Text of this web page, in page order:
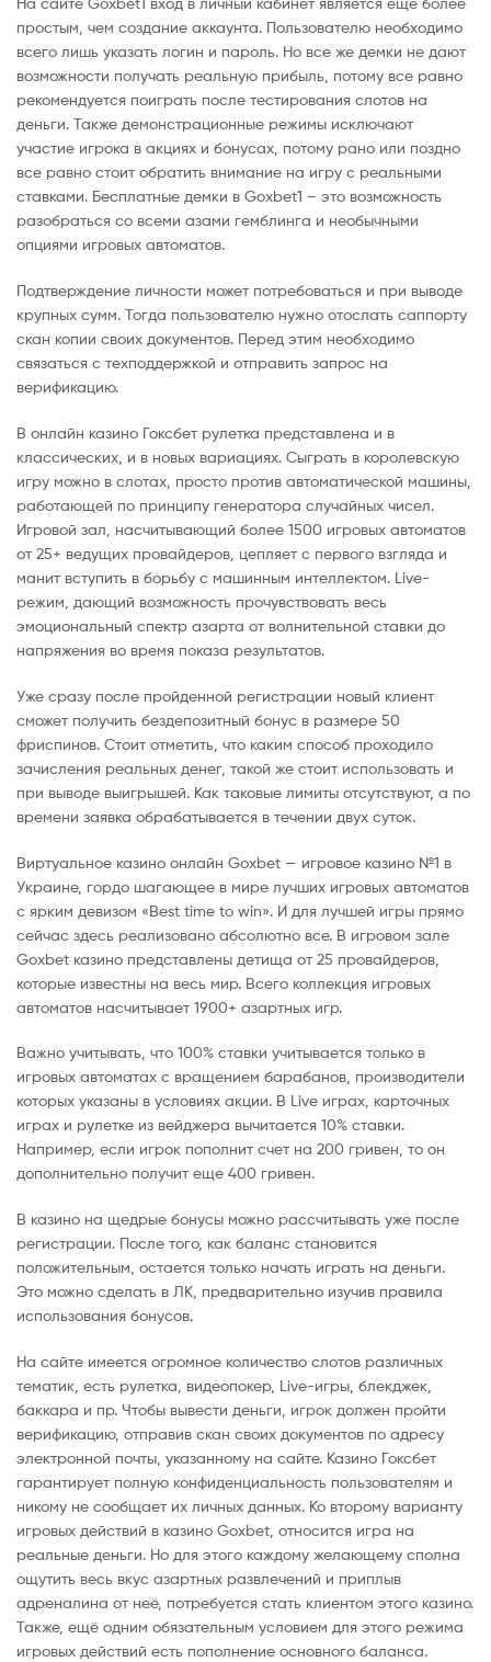
простым, чем создание аккаунта. Пользователю необходимо
всего лишь указать логин и пароль. Но все же демки не дают
возможности получать реальную прибыль, потому все равно
рекомендуется поиграть после тестирования слотов на
деньги. Также демонстрационные режимы исключают
участие игрока в акциях и бонусах, потому рано или поздно
все равно стоит обратить внимание на игру с реальными
ставками. Бесплатные демки в Goxbet1 – это возможность
разобраться со всеми азами гемблинга и необычными
опциями игровых автоматов.
Подтверждение личности может потребоваться и при выводе
крупных сумм. Тогда пользователю нужно отослать саппорту
скан копии своих документов. Перед этим необходимо
связаться с техподдержкой и отправить запрос на
верификацию.
В онлайн казино Гоксбет рулетка представлена и в
классических, и в новых вариациях. Сыграть в королевскую
игру можно в слотах, просто против автоматической машины,
работающей по принципу генератора случайных чисел.
Игровой зал, насчитывающий более 1500 игровых автоматов
от 25+ ведущих провайдеров, цепляет с первого взгляда и
манит вступить в борьбу с машинным интеллектом. Live-
режим, дающий возможность прочувствовать весь
эмоциональный спектр азарта от волнительной ставки до
напряжения во время показа результатов.
Уже сразу после пройденной регистрации новый клиент
сможет получить бездепозитный бонус в размере 50
фриспинов. Стоит отметить, что каким способ проходило
зачисления реальных денег, такой же стоит использовать и
при выводе выигрышей. Как таковые лимиты отсутствуют, а по
времени заявка обрабатывается в течении двух суток.
Виртуальное казино онлайн Goxbet — игровое казино №1 в
Украине, гордо шагающее в мире лучших игровых автоматов
с ярким девизом «Best time to win». И для лучшей игры прямо
сейчас здесь реализовано абсолютно все. В игровом зале
Goxbet казино представлены детища от 25 провайдеров,
которые известны на весь мир. Всего коллекция игровых
автоматов насчитывает 1900+ азартных игр.
Важно учитывать, что 100% ставки учитывается только в
игровых автоматах с вращением барабанов, производители
которых указаны в условиях акции. В Live играх, карточных
играх и рулетке из вейджера вычитается 10% ставки.
Например, если игрок пополнит счет на 200 гривен, то он
дополнительно получит еще 400 гривен.
В казино на щедрые бонусы можно рассчитывать уже после
регистрации. После того, как баланс становится
положительным, остается только начать играть на деньги.
Это можно сделать в ЛК, предварительно изучив правила
использования бонусов.
На сайте имеется огромное количество слотов различных
тематик, есть рулетка, видеопокер, Live-игры, блекджек,
баккара и пр. Чтобы вывести деньги, игрок должен пройти
верификацию, отправив скан своих документов по адресу
электронной почты, указанному на сайте. Казино Гоксбет
гарантирует полную конфиденциальность пользователям и
никому не сообщает их личных данных. Ко второму варианту
игровых действий в казино Goxbet, относится игра на
реальные деньги. Но для этого каждому желающему сполна
ощутить весь вкус азартных развлечений и приплыв
адреналина от неё, потребуется стать клиентом этого казино.
Также, ещё одним обязательным условием для этого режима
игровых действий есть пополнение основного баланса.